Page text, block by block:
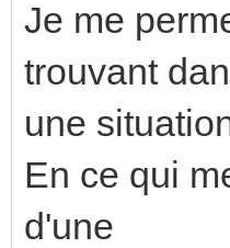
Je me
trouvant
une
En ce qui
d'une